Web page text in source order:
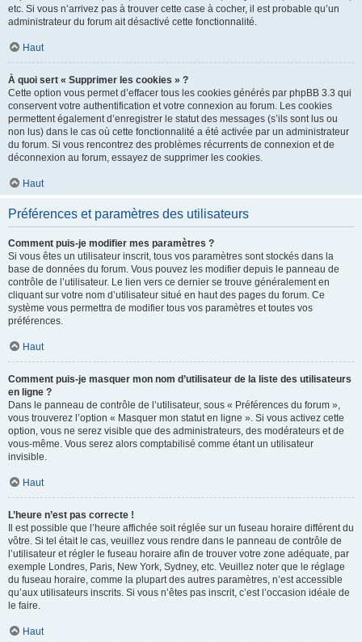
etc. Si vous n’arrivez pas à trouver cette case à cocher, il est probable qu’un
administrateur du forum ait désactivé cette fonctionnalité.
Haut
À quoi sert « Supprimer les cookies » ?
Cette option vous permet d’effacer tous les cookies générés par phpBB 3.3 qui
conservent votre authentification et votre connexion au forum. Les cookies
permettent également d’enregistrer le statut des messages (s’ils sont lus ou
non lus) dans le cas où cette fonctionnalité a été activée par un administrateur
du forum. Si vous rencontrez des problèmes récurrents de connexion et de
déconnexion au forum, essayez de supprimer les cookies.
Haut
Préférences et paramètres des utilisateurs
Comment puis-je modifier mes paramètres ?
Si vous êtes un utilisateur inscrit, tous vos paramètres sont stockés dans la
base de données du forum. Vous pouvez les modifier depuis le panneau de
contrôle de l’utilisateur. Le lien vers ce dernier se trouve généralement en
cliquant sur votre nom d’utilisateur situé en haut des pages du forum. Ce
système vous permettra de modifier tous vos paramètres et toutes vos
préférences.
Haut
Comment puis-je masquer mon nom d’utilisateur de la liste des utilisateurs
en ligne ?
Dans le panneau de contrôle de l’utilisateur, sous « Préférences du forum »,
vous trouverez l’option « Masquer mon statut en ligne ». Si vous activez cette
option, vous ne serez visible que des administrateurs, des modérateurs et de
vous-même. Vous serez alors comptabilisé comme étant un utilisateur
invisible.
Haut
L’heure n’est pas correcte !
Il est possible que l’heure affichée soit réglée sur un fuseau horaire différent du
vôtre. Si tel était le cas, veuillez vous rendre dans le panneau de contrôle de
l’utilisateur et régler le fuseau horaire afin de trouver votre zone adéquate, par
exemple Londres, Paris, New York, Sydney, etc. Veuillez noter que le réglage
du fuseau horaire, comme la plupart des autres paramètres, n’est accessible
qu’aux utilisateurs inscrits. Si vous n’êtes pas inscrit, c’est l’occasion idéale de
le faire.
Haut